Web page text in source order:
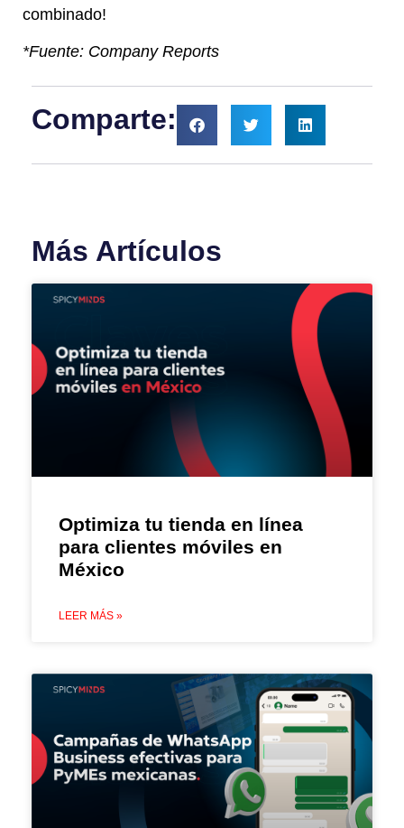
combinado!
*Fuente: Company Reports
Comparte:
Más Artículos
Optimiza tu tienda en línea
para clientes móviles en
México
LEER MÁS »